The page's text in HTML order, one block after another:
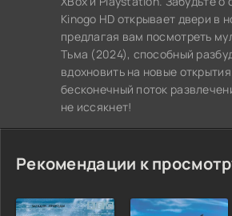
Kinogo HD открывает двери в
предлагая вам посмотреть
Тьма (2024), способный
вдохновить на новые
бесконечный поток
не иссякнет!
Рекомендации к